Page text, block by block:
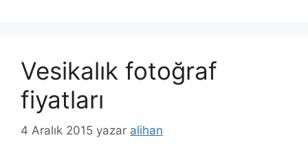
Vesikalık fotoğraf
fiyatları
4 Aralık 2015 yazar alihan